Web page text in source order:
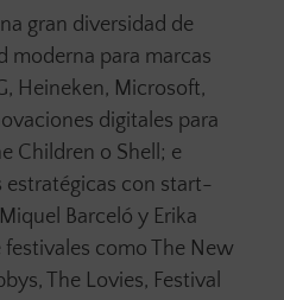
gran diversidad de
moderna para marcas
Heineken, Microsoft,
digitales para
Children o Shell; e
estratégicas con start-
Barceló y Erika
como The New
The Lovies, Festival